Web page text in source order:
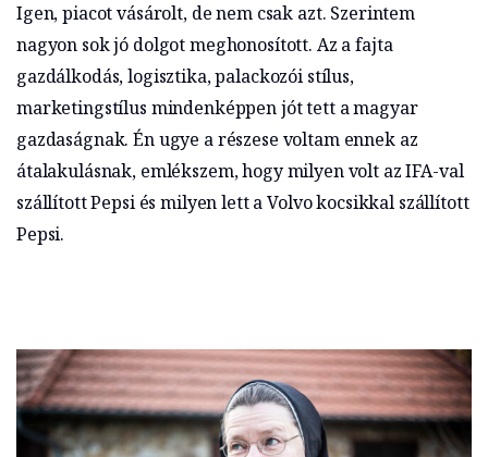
Igen, piacot vásárolt, de nem csak azt. Szerintem
nagyon sok jó dolgot meghonosított. Az a fajta
gazdálkodás, logisztika, palackozói stílus,
marketingstílus mindenképpen jót tett a magyar
gazdaságnak. Én ugye a részese voltam ennek az
átalakulásnak, emlékszem, hogy milyen volt az IFA-val
szállított Pepsi és milyen lett a Volvo kocsikkal szállított
Pepsi.